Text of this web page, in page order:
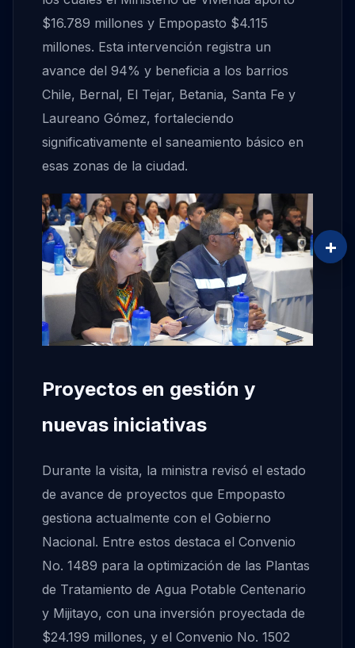
$16.789 millones y Empopasto $4.115
millones. Esta intervención registra un
avance del 94% y beneficia a los barrios
Chile, Bernal, El Tejar, Betania, Santa Fe y
Laureano Gómez, fortaleciendo
significativamente el saneamiento básico en
esas zonas de la ciudad.
Proyectos en gestión y
nuevas iniciativas
Durante la visita, la ministra revisó el estado
de avance de proyectos que Empopasto
gestiona actualmente con el Gobierno
Nacional. Entre estos destaca el Convenio
No. 1489 para la optimización de las Plantas
de Tratamiento de Agua Potable Centenario
y Mijitayo, con una inversión proyectada de
$24.199 millones, y el Convenio No. 1502
+